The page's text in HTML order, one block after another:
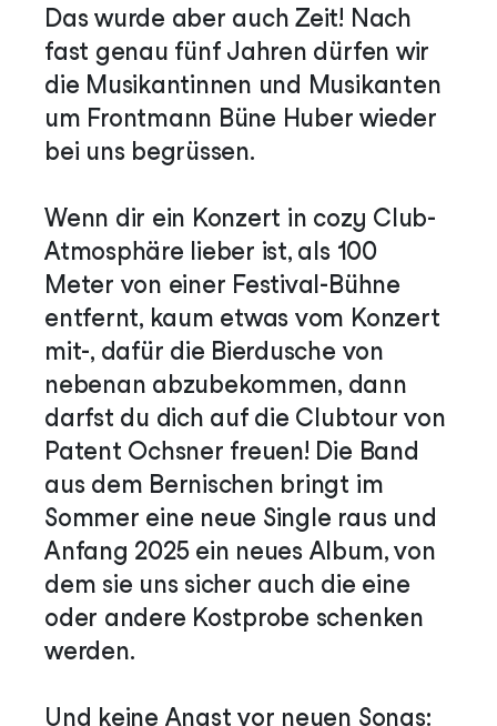
Das wurde aber auch Zeit! Nach
fast genau fünf Jahren dürfen wir
die Musikantinnen und Musikanten
um Frontmann Büne Huber wieder
bei uns begrüssen.
Wenn dir ein Konzert in cozy Club-
Atmosphäre lieber ist, als 100
Meter von einer Festival-Bühne
entfernt, kaum etwas vom Konzert
mit-, dafür die Bierdusche von
nebenan abzubekommen, dann
darfst du dich auf die Clubtour von
Patent Ochsner freuen! Die Band
aus dem Bernischen bringt im
Sommer eine neue Single raus und
Anfang 2025 ein neues Album, von
dem sie uns sicher auch die eine
oder andere Kostprobe schenken
werden.
Und keine Angst vor neuen Songs: